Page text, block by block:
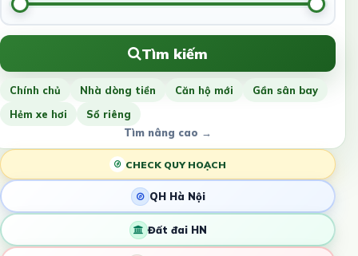
Tìm kiếm
Chính chủ Nhà dòng tiền Căn hộ mới
Gần sân bay
Hẻm xe hơi
Sổ riêng
Tìm nâng cao →
CHECK QUY HOẠCH
QH Hà Nội
Đất đai HN